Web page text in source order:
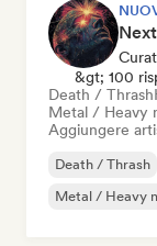
&gt; 100
Death / Thrash
Metal / Heavy
Aggiungere
Death / Thrash
Metal / Heavy